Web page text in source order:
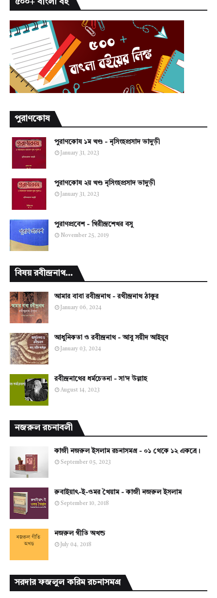
৫০০+ বাংলা বই
পুরাণকোষ
পুরাণকোষ ১ম খণ্ড - নৃসিংহপ্রসাদ ভাদুড়ী
January 31, 2023
পুরাণকোষ ২য় খণ্ড নৃসিংহপ্রসাদ ভাদুড়ী
January 31, 2023
পুরাণপ্রবেশ - গিরীন্দ্রশেখর বসু
November 25, 2019
বিষয় রবীন্দ্রনাথ...
আমার বাবা রবীন্দ্রনাথ - রথীন্দ্রনাথ ঠাকুর
January 06, 2024
আধুনিকতা ও রবীন্দ্রনাথ - আবু সয়ীদ আইয়ুব
January 03, 2024
রবীন্দ্রনাথের ধর্মচেতনা - সা'দ উল্লাহ
August 14, 2023
নজরুল রচনাবলী
কাজী নজরুল ইসলাম রচনাসমগ্র - ০১ থেকে ১২ একত্রে।
September 05, 2023
রুবাইয়াৎ-ই-ওমর খৈয়াম - কাজী নজরুল ইসলাম
September 10, 2018
নজরুল গীতি অখন্ড
July 04, 2018
সরদার ফজলুল করিম রচনাসমগ্র